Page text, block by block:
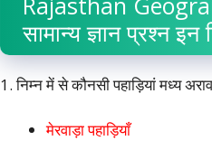
सामान्य ज्ञान प्रश्न इन
1. निम्न में से कौनसी पहाड़ियां मध्य
मेरवाड़ा पहाड़ियाँ